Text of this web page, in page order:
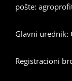
pošte:
Glavni urednik:
Registracioni